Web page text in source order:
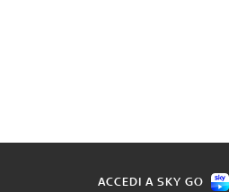
ACCEDI A SKY GO